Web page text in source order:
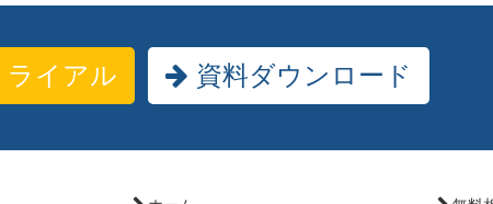
ライアル 資料ダウンロード